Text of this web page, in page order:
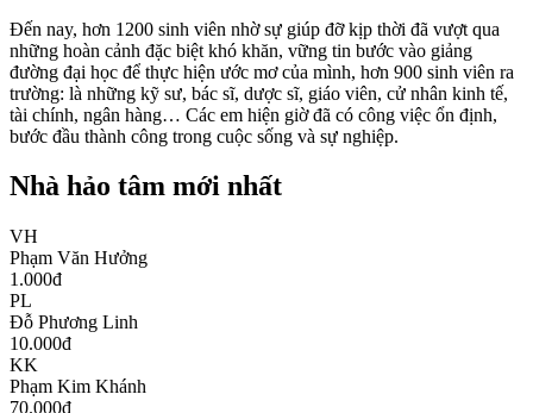
Đến nay, hơn 1200 sinh viên nhờ sự giúp đỡ kịp thời đã vượt qua
những hoàn cảnh đặc biệt khó khăn, vững tin bước vào giảng
đường đại học để thực hiện ước mơ của mình, hơn 900 sinh viên ra
trường: là những kỹ sư, bác sĩ, dược sĩ, giáo viên, cử nhân kinh tế,
tài chính, ngân hàng… Các em hiện giờ đã có công việc ổn định,
bước đầu thành công trong cuộc sống và sự nghiệp.
Nhà hảo tâm mới nhất
VH
Phạm Văn Hưởng
1.000đ
PL
Đỗ Phương Linh
10.000đ
KK
Phạm Kim Khánh
70.000đ